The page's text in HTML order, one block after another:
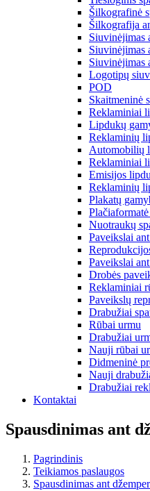
Šilkografinė
Šilkografija
Siuvinėjimas
Siuvinėjimas
Siuvinėjimas
Logotipų
POD
Skaitmeninė
Reklaminiai
Lipdukų
Reklaminių
Automobilių
Reklaminiai
Emisijos
Reklaminių
Plakatų
Nuotraukų
Paveikslai
Paveikslai
Drobės
Reklaminiai
Paveikslų
Drabužiai
Rūbai urmu
Drabužiai
Nauji rūbai
Didmeninė
Nauji
Drabužiai
Kontaktai
Spausdinimas ant
Pagrindinis
Teikiamos paslaugos
Spausdinimas ant